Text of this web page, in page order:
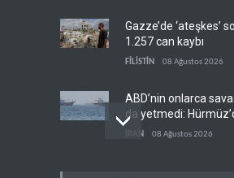
Gazze’de ‘ateşkes’
1.257 can kaybı
FİLİSTİN 08 Ağustos 2026
ABD’nin onlarca
da yetmedi:
gemi vuruldu
İRAN 08 Ağustos 2026